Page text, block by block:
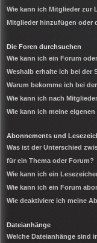
Wie kann ich Mitglieder zur
Mitglieder hinzufügen oder
Die Foren durchsuchen
Wie kann ich ein Forum
Weshalb erhalte ich bei der
Warum bekomme ich bei
Wie kann ich nach
Wie kann ich meine
Abonnements und
Was ist der Unterschied
für ein Thema oder Forum?
Wie kann ich ein
Wie kann ich ein Forum
Wie deaktiviere ich meine
Dateianhänge
Welche Dateianhänge sind